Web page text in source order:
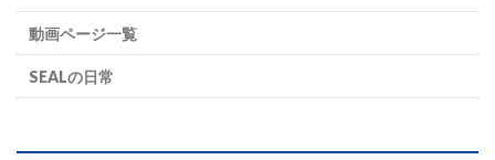
動画ページ一覧
SEALの日常